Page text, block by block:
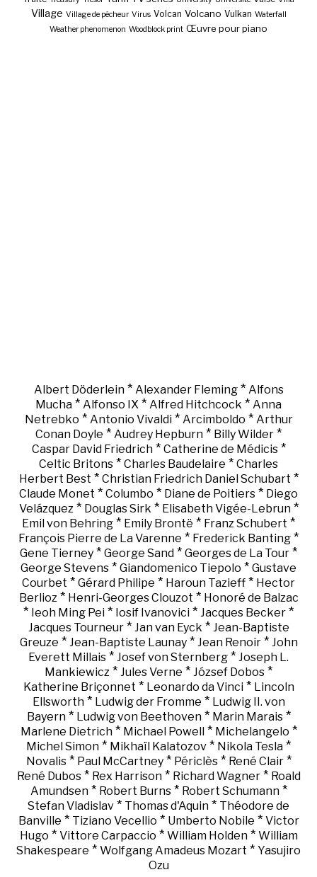
Village Village de pêcheur Virus Volcan Volcano Vulkan Waterfall
Weather phenomenon Woodblock print Œuvre pour piano
Albert Döderlein* Alexander Fleming* Alfons
Mucha * Alfonso IX * Alfred Hitchcock * Anna
Netrebko * Antonio Vivaldi* Arcimboldo * Arthur
Conan Doyle * Audrey Hepburn * Billy Wilder *
Caspar David Friedrich* Catherine de Médicis*
Celtic Britons * Charles Baudelaire * Charles
Herbert Best * Christian Friedrich Daniel Schubart *
Claude Monet * Columbo * Diane de Poitiers * Diego
Velázquez* Douglas Sirk * Elisabeth Vigée-Lebrun*
Emil von Behring * Emily Brontë * Franz Schubert *
François Pierre de La Varenne * Frederick Banting *
Gene Tierney * George Sand * Georges de La Tour *
George Stevens * Giandomenico Tiepolo * Gustave
Courbet * Gérard Philipe * Haroun Tazieff * Hector
Berlioz* Henri-Georges Clouzot * Honoré de Balzac
* Ieoh Ming Pei * Iosif Ivanovici * Jacques Becker *
Jacques Tourneur* Jan van Eyck * Jean-Baptiste
Greuze * Jean-Baptiste Launay* Jean Renoir* John
Everett Millais * Josef von Sternberg * Joseph L.
Mankiewicz * Jules Verne * József Dobos *
Katherine Briçonnet * Leonardo da Vinci* Lincoln
Ellsworth* Ludwig der Fromme * Ludwig II. von
Bayern* Ludwig von Beethoven* Marin Marais*
Marlene Dietrich* Michael Powell * Michelangelo *
Michel Simon * Mikhaïl Kalatozov * Nikola Tesla *
Novalis* Paul McCartney* Périclès* René Clair*
René Dubos* Rex Harrison* Richard Wagner* Roald
Amundsen* Robert Burns* Robert Schumann*
Stefan Vladislav * Thomas d'Aquin * Théodore de
Banville * Tiziano Vecellio * Umberto Nobile * Victor
Hugo * Vittore Carpaccio * William Holden* William
Shakespeare * Wolfgang Amadeus Mozart * Yasujiro
Ozu